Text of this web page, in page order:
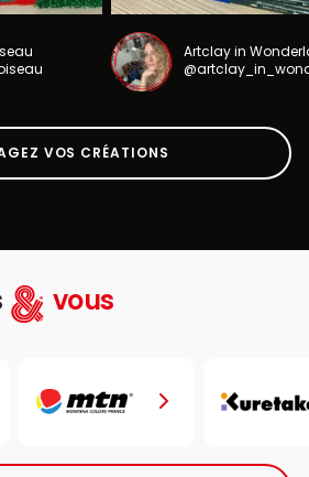
Artclay in
VOS CRÉATIONS
vous